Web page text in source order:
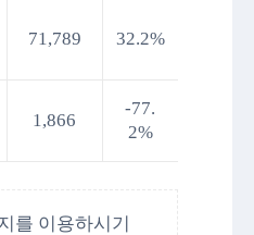
71,789 32.2%
1,866
-77.
2%
를 이용하시기